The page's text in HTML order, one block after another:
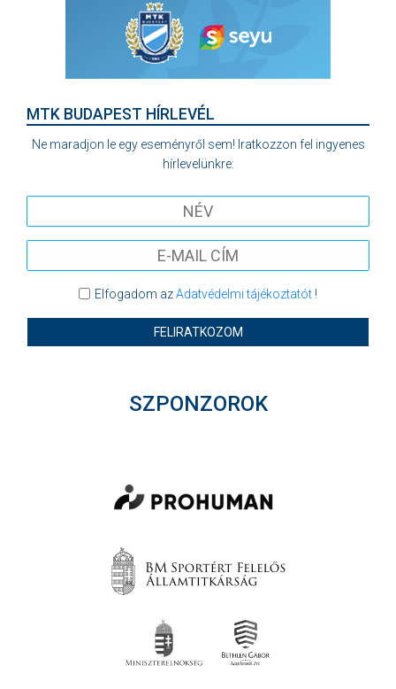
MTK BUDAPEST HÍRLEVÉL
Ne maradjon le egy eseményről sem! Iratkozzon fel ingyenes
hírlevelünkre:
Elfogadom azAdatvédelmi tájékoztatót!
FELIRATKOZOM
SZPONZOROK